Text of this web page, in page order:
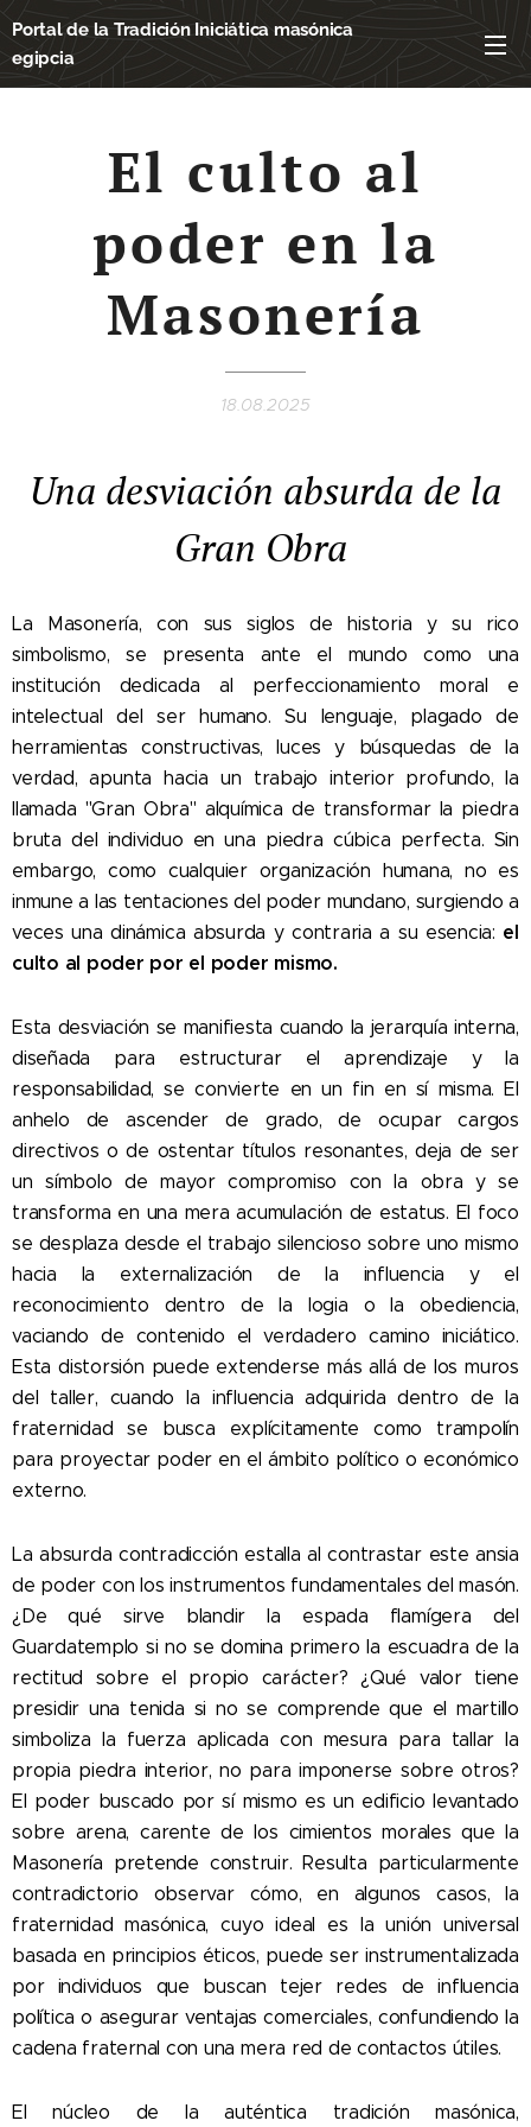
Portal de la Tradición Iniciática masónica
egipcia
El culto al
poder en la
Masonería
18.08.2025
Una desviación absurda de la
Gran Obra
La Masonería, con sus siglos de historia y su rico
simbolismo, se presenta ante el mundo como una
institución dedicada al perfeccionamiento moral e
intelectual del ser humano. Su lenguaje, plagado de
herramientas constructivas, luces y búsquedas de la
verdad, apunta hacia un trabajo interior profundo, la
llamada "Gran Obra" alquímica de transformar la piedra
bruta del individuo en una piedra cúbica perfecta. Sin
embargo, como cualquier organización humana, no es
inmune a las tentaciones del poder mundano, surgiendo a
veces una dinámica absurda y contraria a su esencia: el
culto al poder por el poder mismo.
Esta desviación se manifiesta cuando la jerarquía interna,
diseñada para estructurar el aprendizaje y la
responsabilidad, se convierte en un fin en sí misma. El
anhelo de ascender de grado, de ocupar cargos
directivos o de ostentar títulos resonantes, deja de ser
un símbolo de mayor compromiso con la obra y se
transforma en una mera acumulación de estatus. El foco
se desplaza desde el trabajo silencioso sobre uno mismo
hacia la externalización de la influencia y el
reconocimiento dentro de la logia o la obediencia,
vaciando de contenido el verdadero camino iniciático.
Esta distorsión puede extenderse más allá de los muros
del taller, cuando la influencia adquirida dentro de la
fraternidad se busca explícitamente como trampolín
para proyectar poder en el ámbito político o económico
externo.
La absurda contradicción estalla al contrastar este ansia
de poder con los instrumentos fundamentales del masón.
¿De qué sirve blandir la espada flamígera del
Guardatemplo si no se domina primero la escuadra de la
rectitud sobre el propio carácter? ¿Qué valor tiene
presidir una tenida si no se comprende que el martillo
simboliza la fuerza aplicada con mesura para tallar la
propia piedra interior, no para imponerse sobre otros?
El poder buscado por sí mismo es un edificio levantado
sobre arena, carente de los cimientos morales que la
Masonería pretende construir. Resulta particularmente
contradictorio observar cómo, en algunos casos, la
fraternidad masónica, cuyo ideal es la unión universal
basada en principios éticos, puede ser instrumentalizada
por individuos que buscan tejer redes de influencia
política o asegurar ventajas comerciales, confundiendo la
cadena fraternal con una mera red de contactos útiles.
El núcleo de la auténtica tradición masónica,